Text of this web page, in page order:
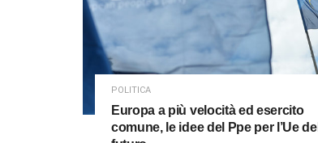
POLITICA
Europa a più velocità ed esercito
comune, le idee del Ppe per l’Ue del